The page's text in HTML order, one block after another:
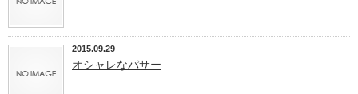
2015.09.29
オシャレなパサー